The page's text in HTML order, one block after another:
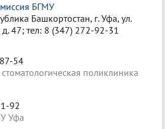
БГМУ
Башкортостан, г. Уфа, ул.
47; тел: 8 (347) 272-92-31
54
поликлиника
92
Уфа